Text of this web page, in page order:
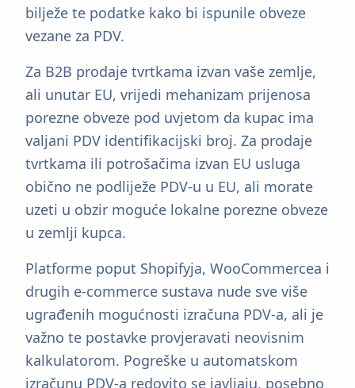
bilježe te podatke kako bi ispunile obveze
vezane za PDV.
Za B2B prodaje tvrtkama izvan vaše zemlje,
ali unutar EU, vrijedi mehanizam prijenosa
porezne obveze pod uvjetom da kupac ima
valjani PDV identifikacijski broj. Za prodaje
tvrtkama ili potrošačima izvan EU usluga
obično ne podliježe PDV-u u EU, ali morate
uzeti u obzir moguće lokalne porezne obveze
u zemlji kupca.
Platforme poput Shopifyja, WooCommercea i
drugih e-commerce sustava nude sve više
ugrađenih mogućnosti izračuna PDV-a, ali je
važno te postavke provjeravati neovisnim
kalkulatorom. Pogreške u automatskom
izračunu PDV-a redovito se javljaju, posebno